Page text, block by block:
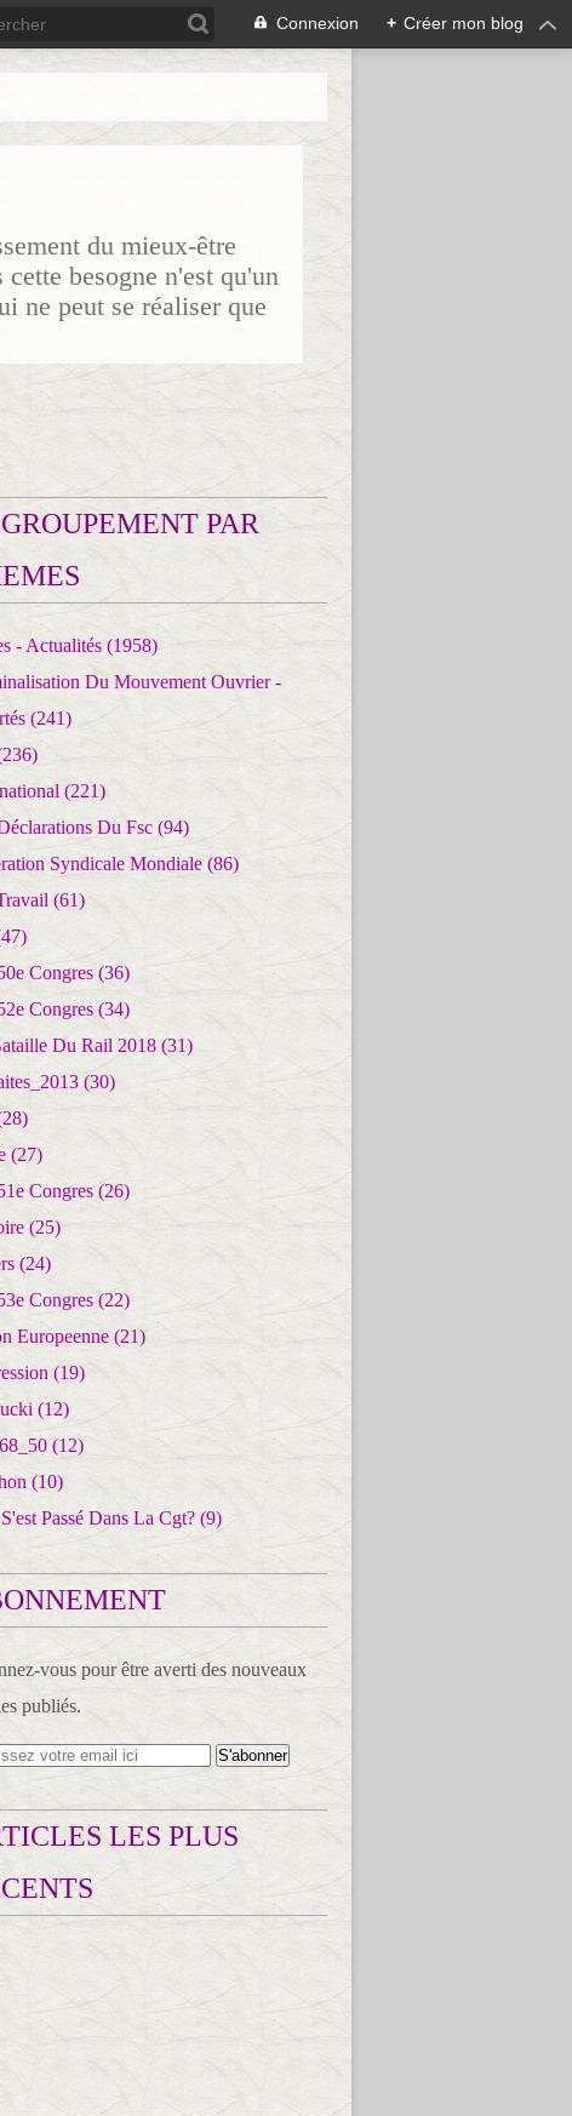
Connexion + Créer mon blog
du mieux-être
besogne n'est qu'un
ne peut se réaliser que
PAR
- Actualités (1958)
Du Mouvement Ouvrier -
(241)
(221)
Du Fsc (94)
Syndicale Mondiale (86)
(61)
Congres (36)
Congres (34)
Du Rail 2018 (31)
(30)
(27)
Congres (26)
(25)
(24)
Congres (22)
Europeenne (21)
(19)
(12)
(12)
(10)
Passé Dans La Cgt? (9)
vous pour être averti des nouveaux
publiés.
LES PLUS